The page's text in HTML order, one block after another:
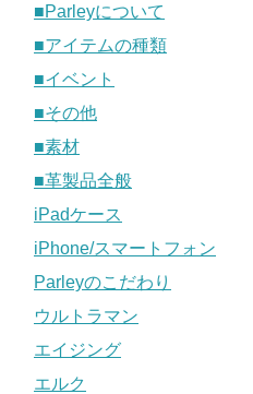
■Parleyについて
■アイテムの種類
■イベント
■その他
■素材
■革製品全般
iPadケース
iPhone/スマートフォン
Parleyのこだわり
ウルトラマン
エイジング
エルク